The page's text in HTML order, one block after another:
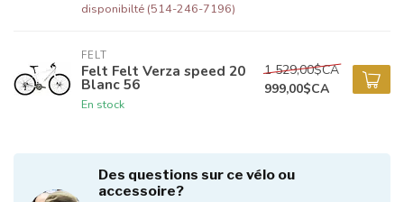
disponibilté (514-246-7196)
FELT
Felt Felt Verza speed 20
Blanc 56
En stock
1 529,00$CA
999,00$CA
Des questions sur ce vélo ou
accessoire?